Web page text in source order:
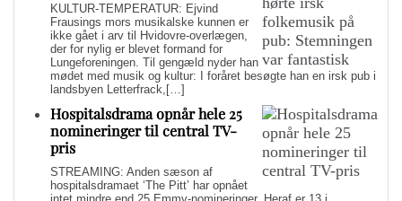
KULTUR-TEMPERATUR: Ejvind
Frausings mors musikalske kunnen er
ikke gået i arv til Hvidovre-overlægen,
der for nylig er blevet formand for
Lungeforeningen. Til gengæld nyder han
mødet med musik og kultur: I foråret besøgte han en irsk pub i
landsbyen Letterfrack,[…]
Hospitalsdrama opnår hele 25
nomineringer til central TV-
pris
STREAMING: Anden sæson af
hospitalsdramaet ‘The Pitt’ har opnået